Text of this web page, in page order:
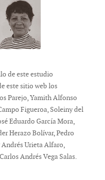
de este estudio
este sitio web los
Parejo, Yamith Alfonso
Figueroa, Soleiny del
Eduardo García Mora,
Herazo Bolívar, Pedro
Urieta Alfaro,
Andrés Vega Salas.